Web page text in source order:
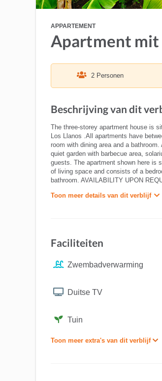
APPARTEMENT
Apartment mit
2 Personen
Beschrijving van dit
The three-storey apartment house is
Los Llanos .All apartments have
room with dining area and a
quiet garden with barbecue area,
guests. The apartment shown here is
of living space and consists of a
bathroom. AVAILABILITY UPON
Toon meer details van dit verblijf
Faciliteiten
Zwembadverwarming
Duitse TV
Tuin
Toon meer extra's van dit verblijf